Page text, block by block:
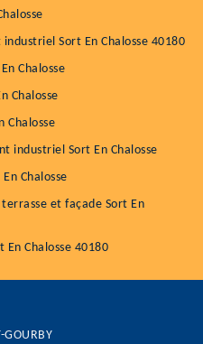
Sort En Chalosse 40180
Chalosse
Chalosse
Chalosse
industriel Sort En Chalosse
Chalosse
et façade Sort En
Chalosse 40180
GOURBY
en couverture et facade
Prix au m²
9 € / m²
SAAS-ET-GOURBY